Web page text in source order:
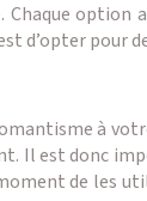
option
d’opter pour
à
Il est donc
de les